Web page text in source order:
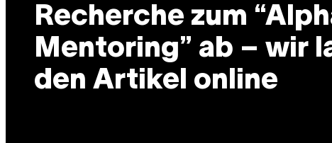
Recherche zum
Mentoring” ab – wir
den Artikel online